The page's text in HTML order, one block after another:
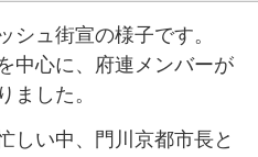
シュ街宣の様子です。
中心に、府連メンバーが
ました。
しい中、門川京都市長と